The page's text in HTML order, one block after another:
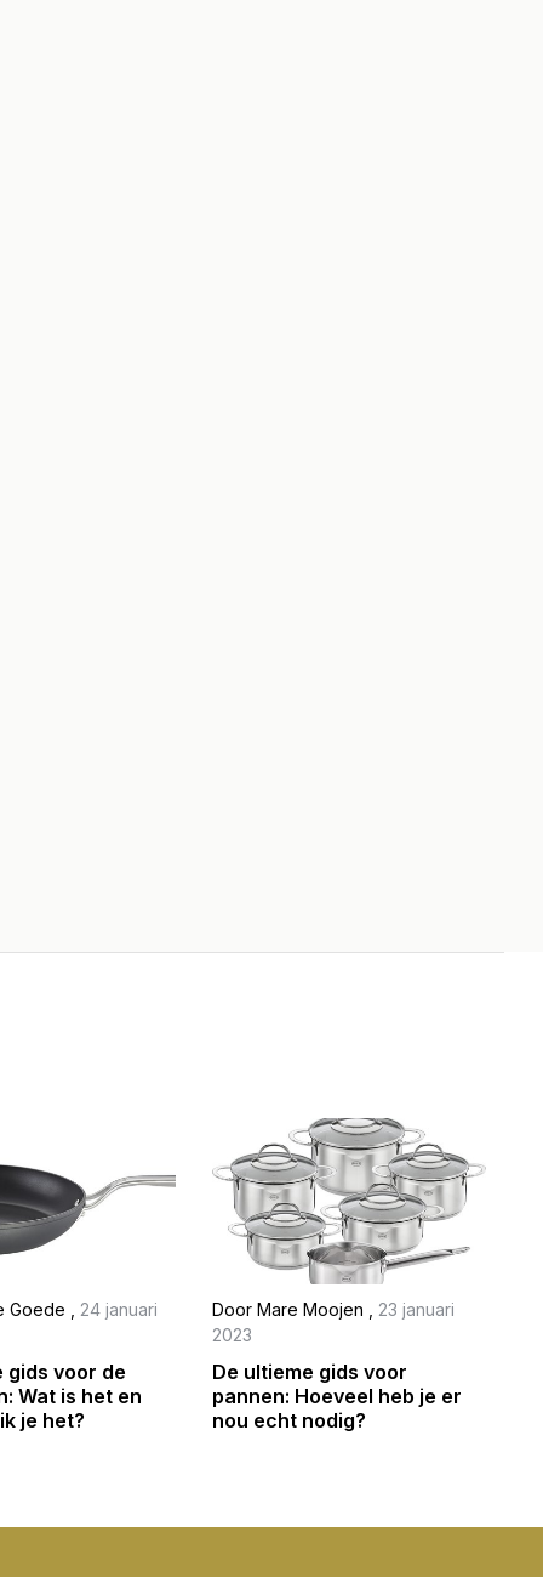
Goede
24 januari
gids voor de
Wat is het en
je het?
Door Mare Moojen
23 januari
2023
De ultieme gids voor
pannen: Hoeveel heb je er
nou echt nodig?